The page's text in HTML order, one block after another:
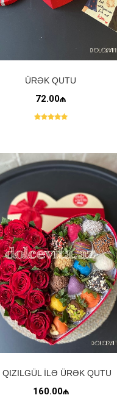
ÜRƏK QUTU
72.00₼
QIZILGÜL ILƏ ÜRƏK QUTU
160.00₼